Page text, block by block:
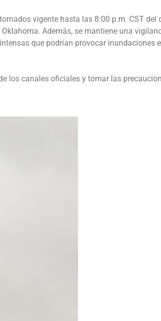
vigente hasta las 8:00 p.m. CST del
Además, se mantiene una
que podrían provocar inundaciones
los canales oficiales y tomar las